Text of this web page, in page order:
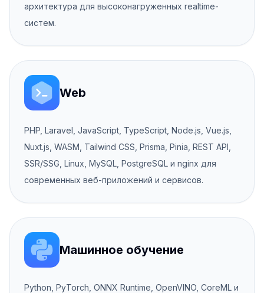
архитектура для высоконагруженных realtime-
систем.
Web
PHP, Laravel, JavaScript, TypeScript, Node.js, Vue.js,
Nuxt.js, WASM, Tailwind CSS, Prisma, Pinia, REST API,
SSR/SSG, Linux, MySQL, PostgreSQL и nginx для
современных веб-приложений и сервисов.
Машинное обучение
Python, PyTorch, ONNX Runtime, OpenVINO, CoreML и